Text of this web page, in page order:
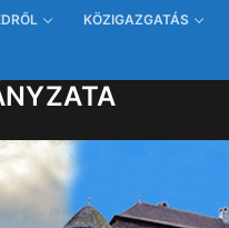
KÖZIGAZGATÁS